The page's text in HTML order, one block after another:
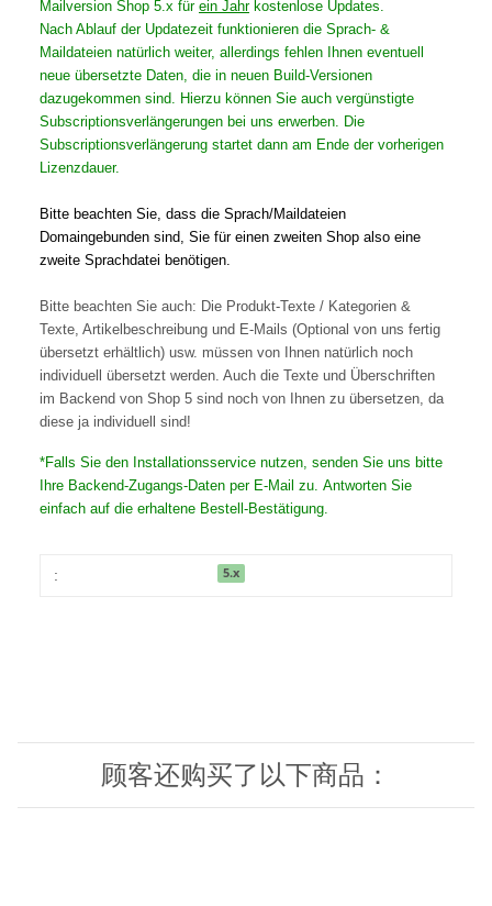
Mailversion Shop 5.x für ein Jahrkostenlose Updates.
Nach Ablauf der Updatezeit funktionieren die Sprach- &
Maildateien natürlich weiter, allerdings fehlen Ihnen eventuell
neue übersetzte Daten, die in neuen Build-Versionen
dazugekommen sind. Hierzu können Sie auch vergünstigte
Subscriptionsverlängerungen bei uns erwerben. Die
Subscriptionsverlängerung startet dann am Ende der vorherigen
Lizenzdauer.
Bitte beachten Sie, dass die Sprach/Maildateien
Domaingebunden sind, Sie für einen zweiten Shop also eine
zweite Sprachdatei benötigen.
Bitte beachten Sie auch: Die Produkt-Texte / Kategorien &
Texte, Artikelbeschreibung und E-Mails (Optional von uns fertig
übersetzt erhältlich) usw. müssen von Ihnen natürlich noch
individuell übersetzt werden. Auch die Texte und Überschriften
im Backend von Shop 5 sind noch von Ihnen zu übersetzen, da
diese ja individuell sind!
*Falls Sie den Installationsservice nutzen, senden Sie uns bitte
Ihre Backend-Zugangs-Daten per E-Mail zu. Antworten Sie
einfach auf die erhaltene Bestell-Bestätigung.
: 5.x
顾客还购买了以下商品：